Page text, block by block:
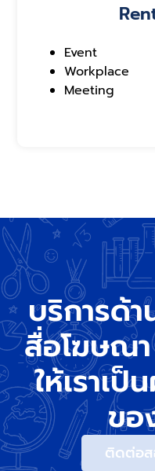
Event
Workplace
Meeting
บริการด้
สื่อโฆษณ
ให้เราเ
ข
ติดต่อส